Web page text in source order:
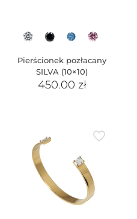
Pierścionek pozłacany
SILVA (10×10)
450.00 zł